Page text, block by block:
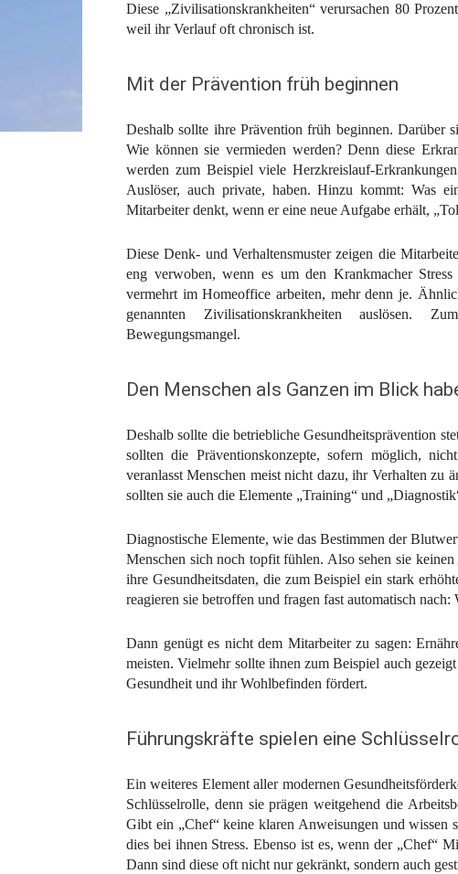
Diese „Zivilisationskrankheiten“ verursachen 80
weil ihr Verlauf oft chronisch ist.
Mit der Prävention früh beginnen
Deshalb sollte ihre Prävention früh beginnen. Darüber
Wie können sie vermieden werden? Denn diese
werden zum Beispiel viele Herzkreislauf-
Auslöser, auch private, haben. Hinzu kommt: Was
Mitarbeiter denkt, wenn er eine neue Aufgabe erhält,
Diese Denk- und Verhaltensmuster zeigen die
eng verwoben, wenn es um den Krankmacher
vermehrt im Homeoffice arbeiten, mehr denn je.
genannten Zivilisationskrankheiten auslösen.
Bewegungsmangel.
Den Menschen als Ganzen im Blick
Deshalb sollte die betriebliche Gesundheitsprävention
sollten die Präventionskonzepte, sofern möglich,
veranlasst Menschen meist nicht dazu, ihr Verhalten zu
sollten sie auch die Elemente „Training“ und
Diagnostische Elemente, wie das Bestimmen der
Menschen sich noch topfit fühlen. Also sehen sie
ihre Gesundheitsdaten, die zum Beispiel ein stark
reagieren sie betroffen und fragen fast automatisch
Dann genügt es nicht dem Mitarbeiter zu sagen:
meisten. Vielmehr sollte ihnen zum Beispiel auch
Gesundheit und ihr Wohlbefinden fördert.
Führungskräfte spielen eine
Ein weiteres Element aller modernen
Schlüsselrolle, denn sie prägen weitgehend die
Gibt ein „Chef“ keine klaren Anweisungen und wissen
dies bei ihnen Stress. Ebenso ist es, wenn der „Chef“
Dann sind diese oft nicht nur gekränkt, sondern auch